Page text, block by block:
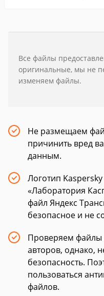
Все файлы
оригинальные, мы не
изменяем файлы.
Не размещаем
причинить вред
данным.
Логотип
«Лаборатория
файл Яндекс
безопасное и не
Проверяем файлы
авторов, однако,
безопасность.
пользоваться
файлов.